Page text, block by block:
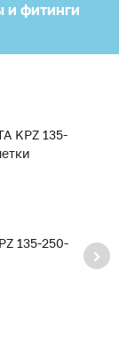
и фитинги
135-250-